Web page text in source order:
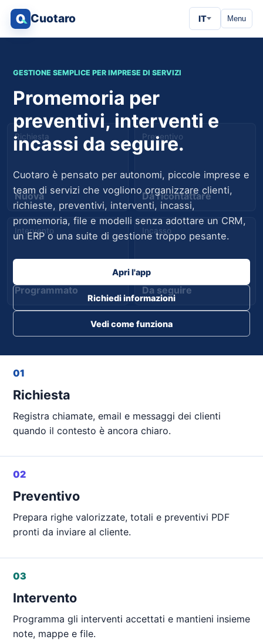
Cuotaro IT Menu
Richiesta
Nuova
Preventivo
Da ricontattare
Intervento
Programmato
Incasso
Da seguire
GESTIONE SEMPLICE PER IMPRESE DI SERVIZI
Promemoria per
preventivi, interventi e
incassi da seguire.
Cuotaro è pensato per autonomi, piccole imprese e
team di servizi che vogliono organizzare clienti,
richieste, preventivi, interventi, incassi,
promemoria, file e modelli senza adottare un CRM,
un ERP o una suite di gestione troppo pesante.
Apri l'app
Richiedi informazioni
Vedi come funziona
01
Richiesta
Registra chiamate, email e messaggi dei clienti
quando il contesto è ancora chiaro.
02
Preventivo
Prepara righe valorizzate, totali e preventivi PDF
pronti da inviare al cliente.
03
Intervento
Programma gli interventi accettati e mantieni insieme
note, mappe e file.